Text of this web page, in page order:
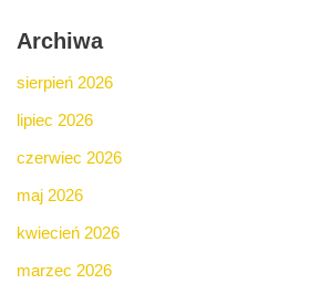
Archiwa
sierpień 2026
lipiec 2026
czerwiec 2026
maj 2026
kwiecień 2026
marzec 2026